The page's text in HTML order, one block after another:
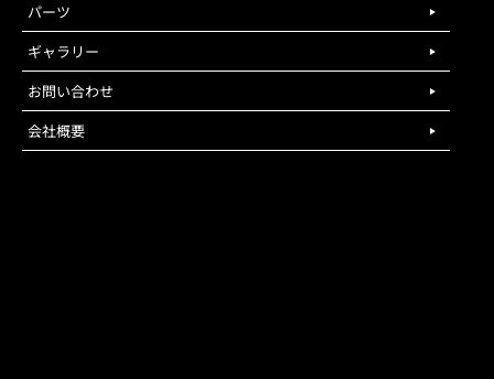
パーツ
ギャラリー
お問い合わせ
会社概要